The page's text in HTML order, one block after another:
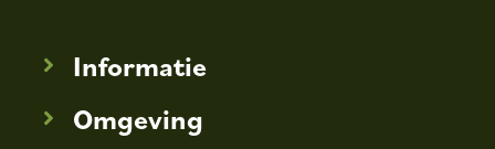
Informatie
Omgeving